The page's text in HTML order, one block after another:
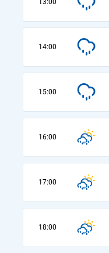
13:00
14:00
15:00
16:00
17:00
18:00